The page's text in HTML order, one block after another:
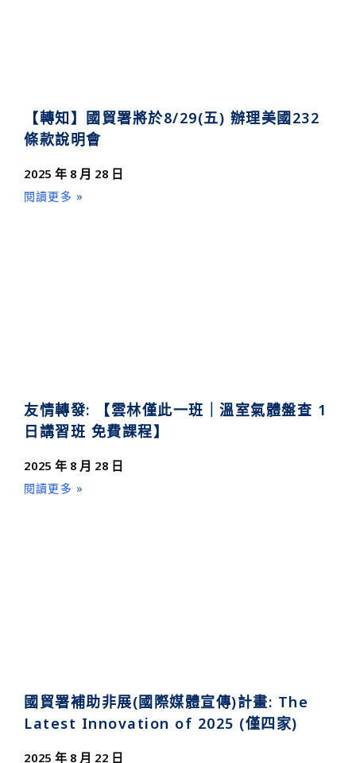
【轉知】國貿署將於8/29(五) 辦理美國232
條款說明會
2025 年 8 月 28 日
閱讀更多 »
友情轉發: 【雲林僅此一班｜溫室氣體盤查 1
日講習班 免費課程】
2025 年 8 月 28 日
閱讀更多 »
國貿署補助非展(國際媒體宣傳)計畫: The
Latest Innovation of 2025 (僅四家)
2025 年 8 月 22 日